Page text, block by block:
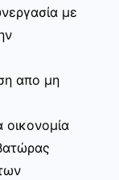
με
απο μη
οικονομία